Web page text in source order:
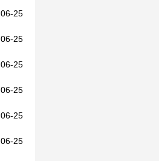
06-25
06-25
06-25
06-25
06-25
06-25